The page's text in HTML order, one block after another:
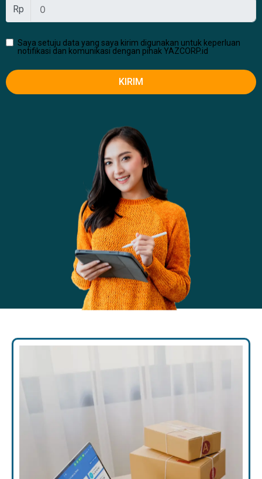
Rp
Saya setuju data yang saya kirim digunakan untuk keperluan
notifikasi dan komunikasi dengan pihak YAZCORP.id
KIRIM